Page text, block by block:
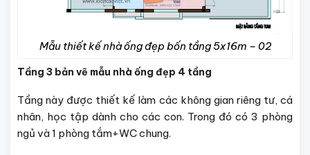
Mẫu thiết kế nhà ống đẹp bốn tầng 5x16m – 02
Tầng 3 bản vẽ mẫu nhà ống đẹp 4 tầng
Tầng này được thiết kế làm các không gian riêng tư, cá
nhân, học tập dành cho các con. Trong đó có 3 phòng
ngủ và 1 phòng tắm+WC chung.